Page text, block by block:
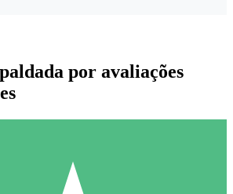
por avaliações